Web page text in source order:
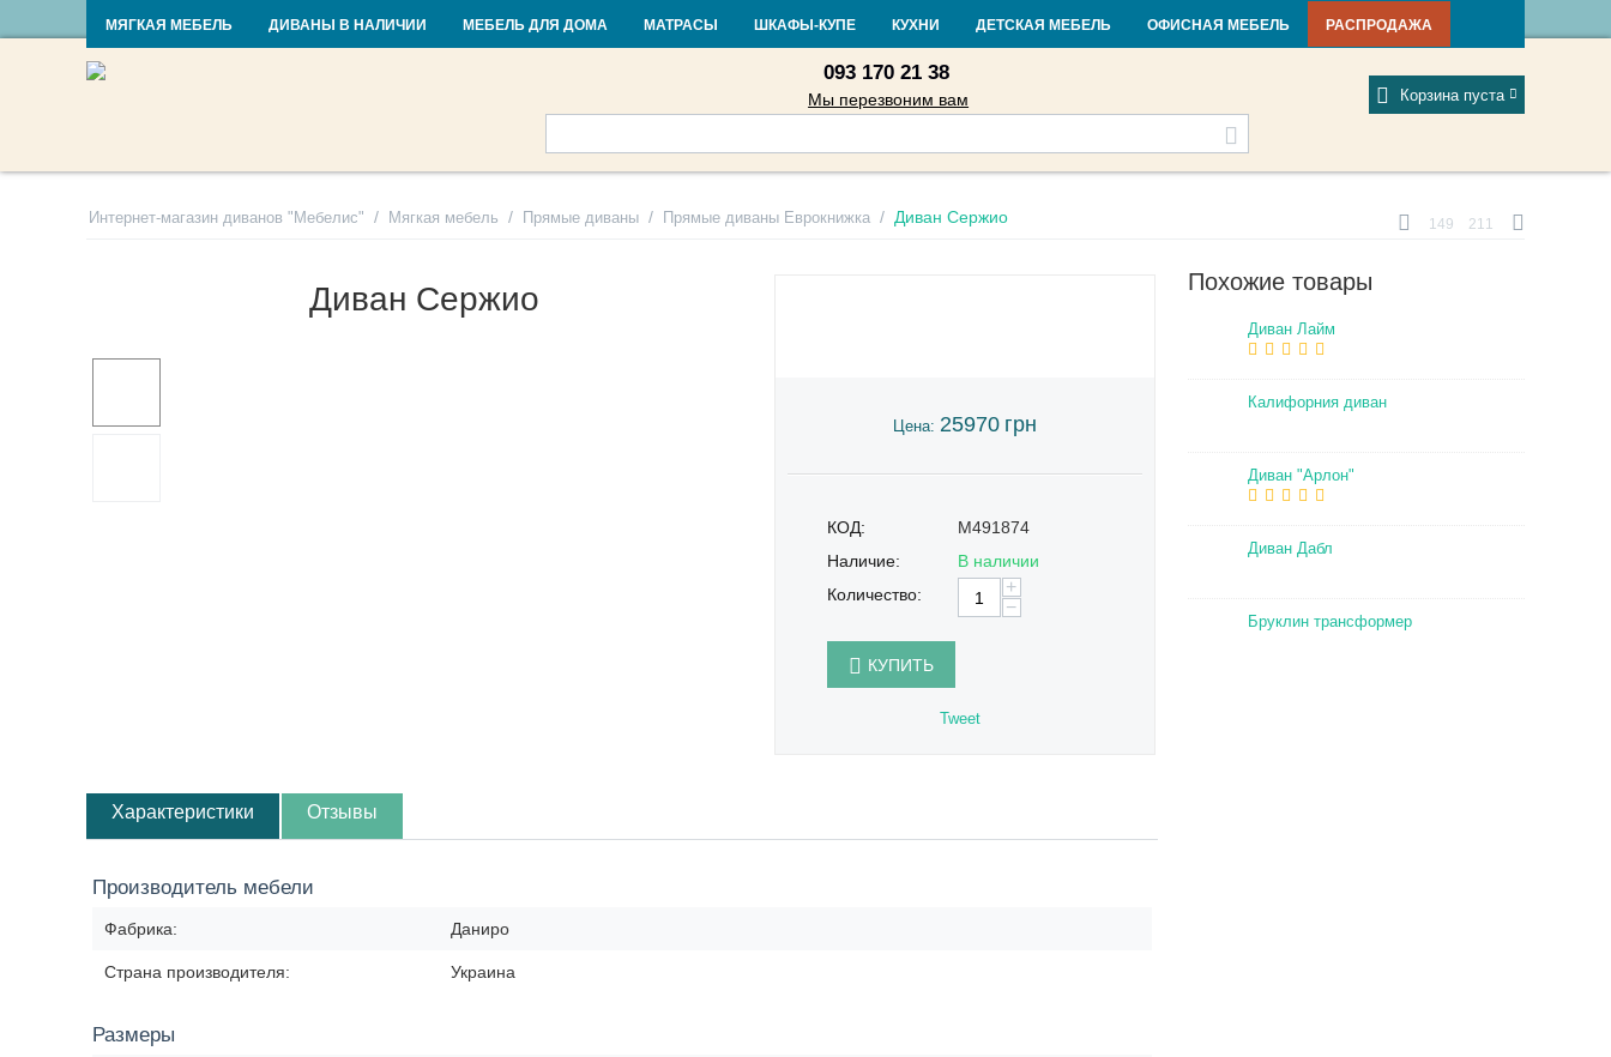
RU UA Мой профиль
Контакты Доставка и оплата Гарантия и возврат Кредит Статьи и новости Фабрики Отзывы
093 170 21 38
Мы перезвоним вам Корзина пуста
МЯГКАЯ МЕБЕЛЬ ДИВАНЫ В НАЛИЧИИ МЕБЕЛЬ ДЛЯ ДОМА МАТРАСЫ ШКАФЫ-КУПЕ КУХНИ ДЕТСКАЯ МЕБЕЛЬ ОФИСНАЯ МЕБЕЛЬ РАСПРОДАЖА
Интернет-магазин диванов "Мебелис" / Мягкая мебель / Прямые диваны / Прямые диваны Еврокнижка / Диван Сержио 149 211
Диван Сержио
Цена: 25970 грн
КОД:
M491874
Наличие:
В наличии
Количество:
+
−
КУПИТЬ
Tweet
Характеристики Отзывы
Производитель мебели
Фабрика: Даниро
Страна производителя: Украина
Размеры
Похожие товары
Диван Лайм
Калифорния диван
Диван "Арлон"
Диван Дабл
Бруклин трансформер